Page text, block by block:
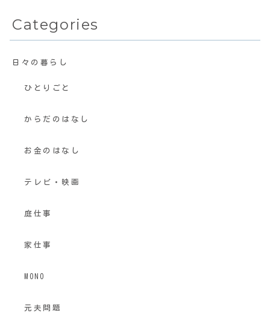
Categories
日々の暮らし
ひとりごと
からだのはなし
お金のはなし
テレビ・映画
庭仕事
家仕事
MONO
元夫問題